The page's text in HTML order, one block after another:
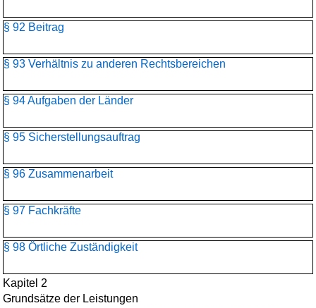
§ 92 Beitrag
§ 93 Verhältnis zu anderen Rechtsbereichen
§ 94 Aufgaben der Länder
§ 95 Sicherstellungsauftrag
§ 96 Zusammenarbeit
§ 97 Fachkräfte
§ 98 Örtliche Zuständigkeit
Kapitel 2
Grundsätze der Leistungen